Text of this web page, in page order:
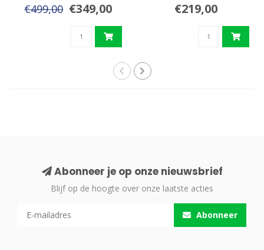
€499,00 €349,00 €219,00
Abonneer je op onze nieuwsbrief
Blijf op de hoogte over onze laatste acties
Abonneer